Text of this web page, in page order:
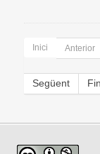
Inici Anterior
Següent